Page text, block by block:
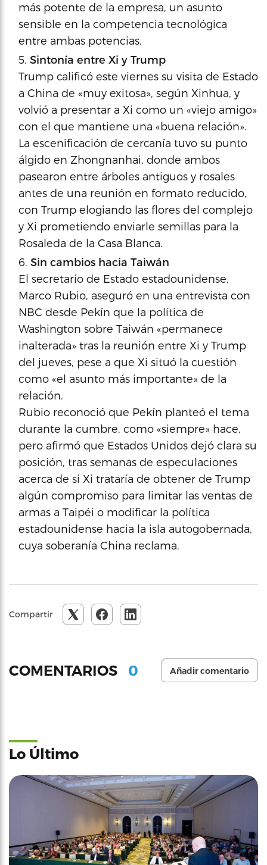
más potente de la empresa, un asunto
sensible en la competencia tecnológica
entre ambas potencias.
Sintonía entre Xi y Trump
Trump calificó este viernes su visita de Estado
a China de «muy exitosa», según Xinhua, y
volvió a presentar a Xi como un «viejo amigo»
con el que mantiene una «buena relación».
La escenificación de cercanía tuvo su punto
álgido en Zhongnanhai, donde ambos
pasearon entre árboles antiguos y rosales
antes de una reunión en formato reducido,
con Trump elogiando las flores del complejo
y Xi prometiendo enviarle semillas para la
Rosaleda de la Casa Blanca.
Sin cambios hacia Taiwán
El secretario de Estado estadounidense,
Marco Rubio, aseguró en una entrevista con
NBC desde Pekín que la política de
Washington sobre Taiwán «permanece
inalterada» tras la reunión entre Xi y Trump
del jueves, pese a que Xi situó la cuestión
como «el asunto más importante» de la
relación.
Rubio reconoció que Pekín planteó el tema
durante la cumbre, como «siempre» hace,
pero afirmó que Estados Unidos dejó clara su
posición, tras semanas de especulaciones
acerca de si Xi trataría de obtener de Trump
algún compromiso para limitar las ventas de
armas a Taipéi o modificar la política
estadounidense hacia la isla autogobernada,
cuya soberanía China reclama.
Compartir
COMENTARIOS 0 Añadir comentario
Lo Último